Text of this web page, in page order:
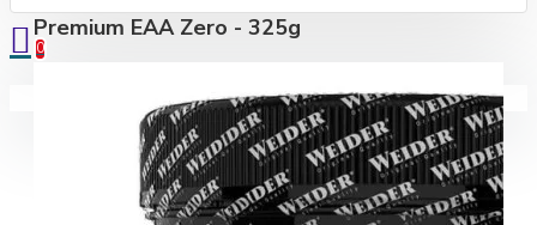
0
Coșul este gol!
Premium EAA Zero - 325g